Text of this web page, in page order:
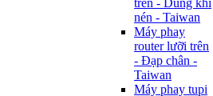
trên - Dùng khí
nén - Taiwan
Máy phay
router lưỡi trên
- Đạp chân -
Taiwan
Máy phay tupi